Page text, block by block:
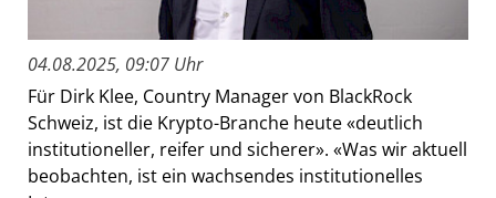
04.08.2025, 09:07 Uhr
Für Dirk Klee, Country Manager von BlackRock
Schweiz, ist die Krypto-Branche heute «deutlich
institutioneller, reifer und sicherer». «Was wir aktuell
beobachten, ist ein wachsendes institutionelles